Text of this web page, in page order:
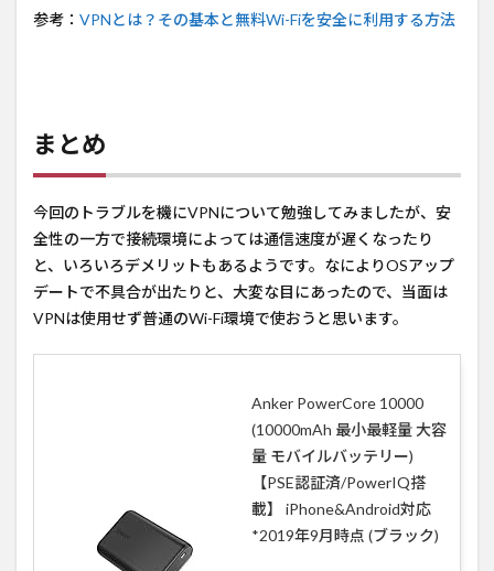
参考： VPNとは？その基本と無料Wi-Fiを安全に利用する方法
まとめ
今回のトラブルを機にVPNについて勉強してみましたが、安
全性の一方で接続環境によっては通信速度が遅くなったり
と、いろいろデメリットもあるようです。なによりOSアップ
デートで不具合が出たりと、大変な目にあったので、当面は
VPNは使用せず普通のWi-Fi環境で使おうと思います。
Anker PowerCore 10000
(10000mAh 最小最軽量 大容
量 モバイルバッテリー)
【PSE認証済/PowerIQ搭
載】 iPhone&Android対応
*2019年9月時点 (ブラック)